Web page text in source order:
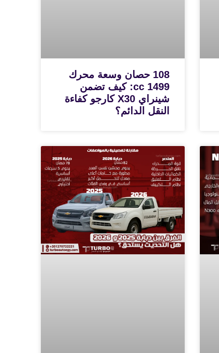
108 حصان وسعة محرك
1499 cc: كيف تضمن
شينراي X30 كارجو كفاءة
النقل الدائم؟